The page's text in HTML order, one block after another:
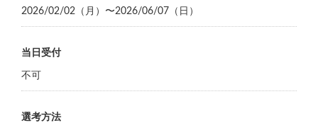
2026/02/02（月）〜2026/06/07（日）
当日受付
不可
選考方法